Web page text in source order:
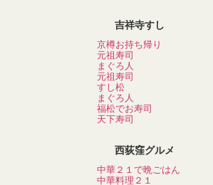
吉祥寺すし
京樽お持ち帰り
元祖寿司
まぐろ人
元祖寿司
すし松
まぐろ人
福松でお寿司
天下寿司
西荻窪グルメ
中華２１で晩ごはん
中華料理２１